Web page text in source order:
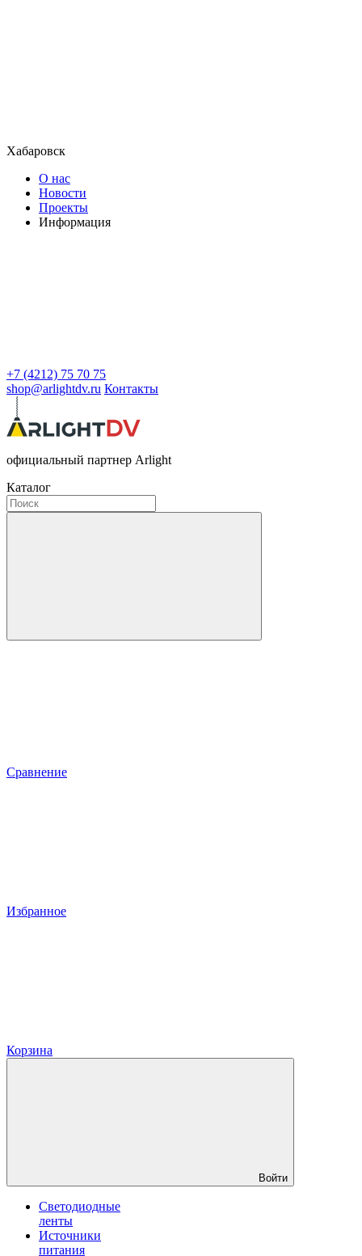
Хабаровск
О нас
Новости
Проекты
Информация
+7 (4212) 75 70 75
shop@arlightdv.ru Контакты
официальный партнер Arlight
Каталог
Сравнение
Избранное
Корзина
Войти
Светодиодные
ленты
Источники
питания